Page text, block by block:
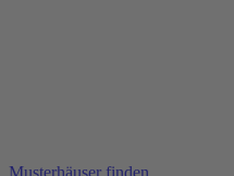
Musterhäuser finden